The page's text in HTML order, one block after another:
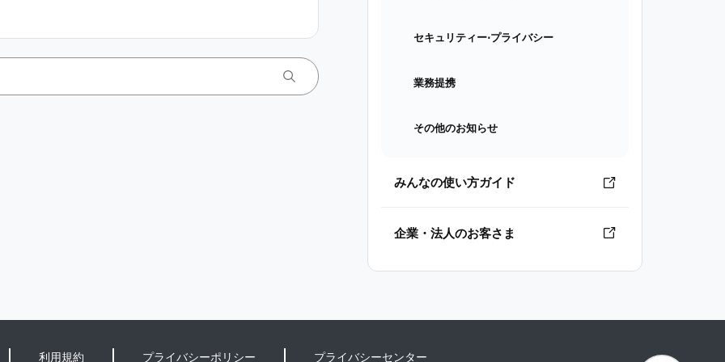
セキュリティー⋅プライバシー
業務提携
その他のお知らせ
みんなの使い方ガイド
企業・法人のお客さま
利用規約 プライバシーポリシー プライバシーセンター